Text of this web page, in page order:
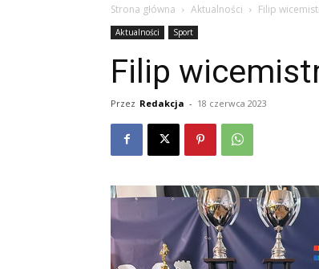
Strona główna Aktualności Filip
Aktualności Sport
Filip
Przez Redakcja - 18 czerwca 2023